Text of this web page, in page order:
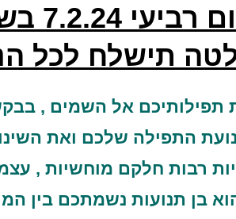
20:00 בזום,
תישלח לכל
תפילותיכם אל השמים ,
התפילה שלכם ואת
רבות חלקם מוחשיות ,
בן תנועות נשמתכם בין